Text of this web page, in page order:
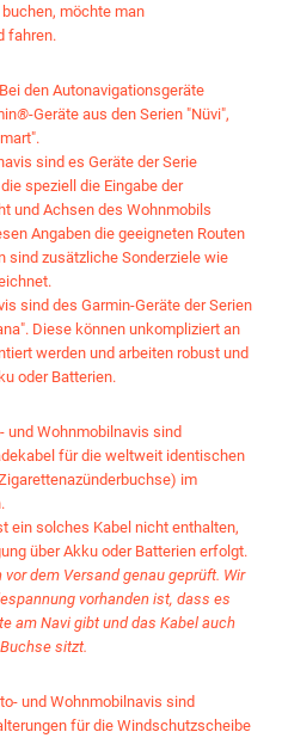
möchte man
fahren.
den Autonavigationsgeräte
®-Geräte aus den Serien "Nüvi",
sind es Geräte der Serie
speziell die Eingabe der
und Achsen des Wohnmobils
Angaben die geeigneten Routen
sind zusätzliche Sonderziele wie
sind des Garmin-Geräte der Serien
Diese können unkompliziert an
werden und arbeiten robust und
oder Batterien.
und Wohnmobilnavis sind
für die weltweit identischen
im
ein solches Kabel nicht enthalten,
über Akku oder Batterien erfolgt.
vor dem Versand genau geprüft. Wir
vorhanden ist, dass es
am Navi gibt und das Kabel auch
sitzt.
und Wohnmobilnavis sind
für die Windschutzscheibe